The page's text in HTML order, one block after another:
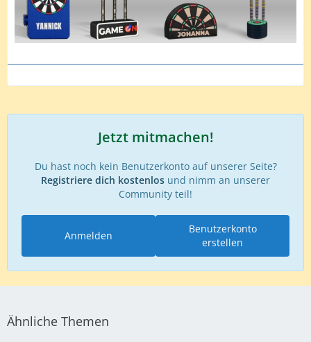
Jetzt mitmachen!
Du hast noch kein Benutzerkonto auf unserer Seite?
Registriere dich kostenlos und nimm an unserer
Community teil!
Benutzerkonto
erstellen
Anmelden
Ähnliche Themen